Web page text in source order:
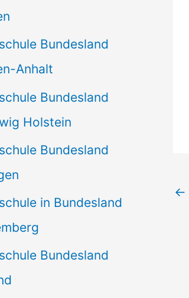
Bundesland
Anhalt
Bundesland
Holstein
Bundesland
in Bundesland
Bundesland
←